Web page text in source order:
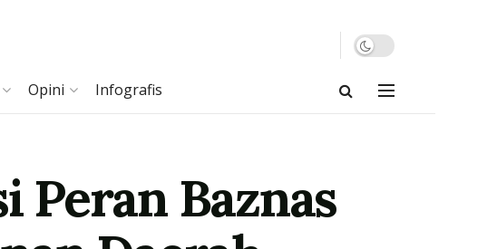
Opini Infografis
Peran Baznas